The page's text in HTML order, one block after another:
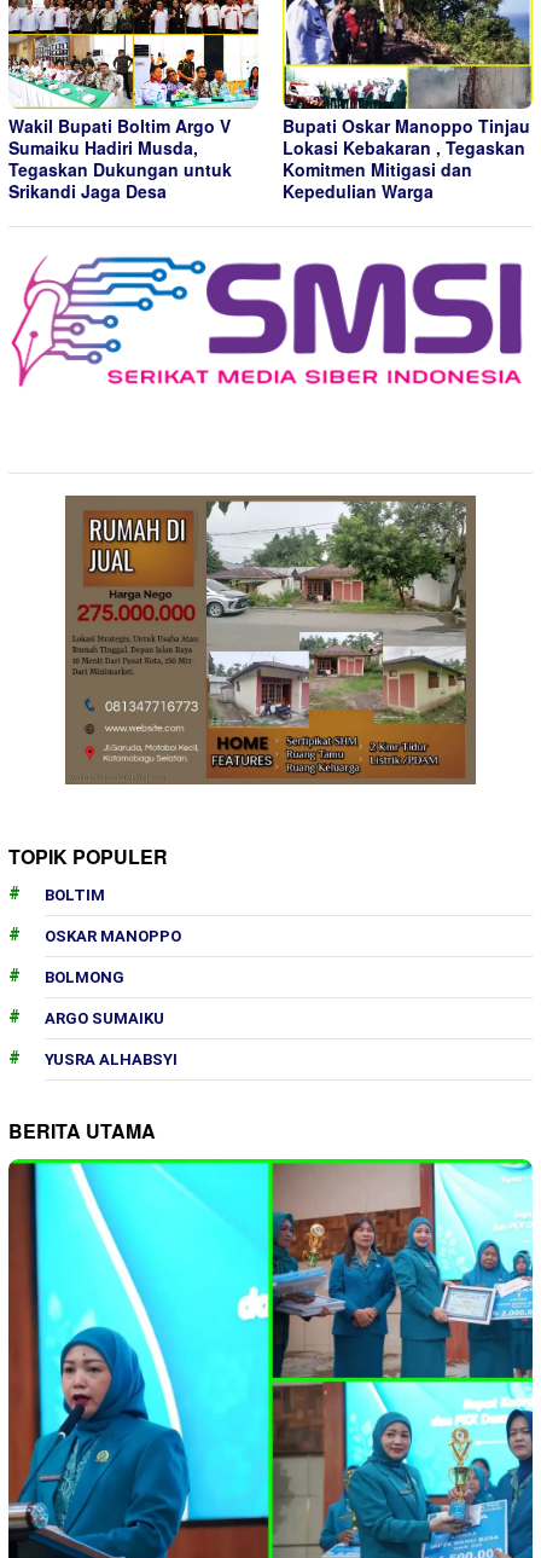
Wakil Bupati Boltim Argo V
Sumaiku Hadiri Musda,
Tegaskan Dukungan untuk
Srikandi Jaga Desa
Bupati Oskar Manoppo Tinjau
Lokasi Kebakaran , Tegaskan
Komitmen Mitigasi dan
Kepedulian Warga
TOPIK POPULER
BOLTIM
OSKAR MANOPPO
BOLMONG
ARGO SUMAIKU
YUSRA ALHABSYI
BERITA UTAMA